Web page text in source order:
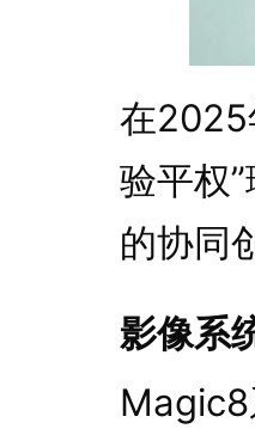
在2025
验平权
的协同
影像系
Magic8